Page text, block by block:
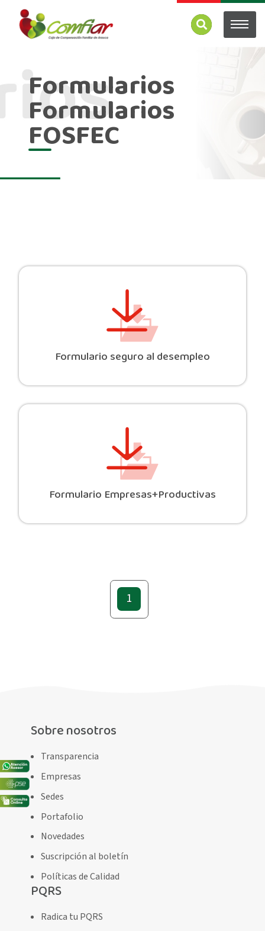
Formularios
Formularios
FOSFEC
Formulario seguro al desempleo
Formulario Empresas+Productivas
1
Sobre nosotros
Transparencia
Empresas
Sedes
Portafolio
Novedades
Suscripción al boletín
Políticas de Calidad
PQRS
Radica tu PQRS